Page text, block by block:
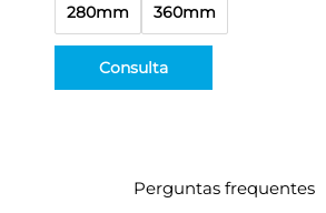
280mm 360mm
Consulta
Perguntas frequentes